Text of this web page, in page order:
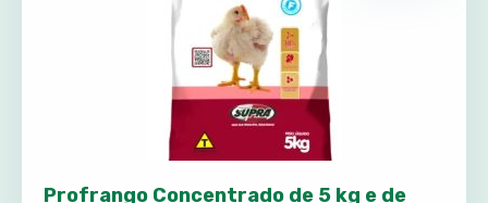
Profrango Concentrado de 5 kg e de